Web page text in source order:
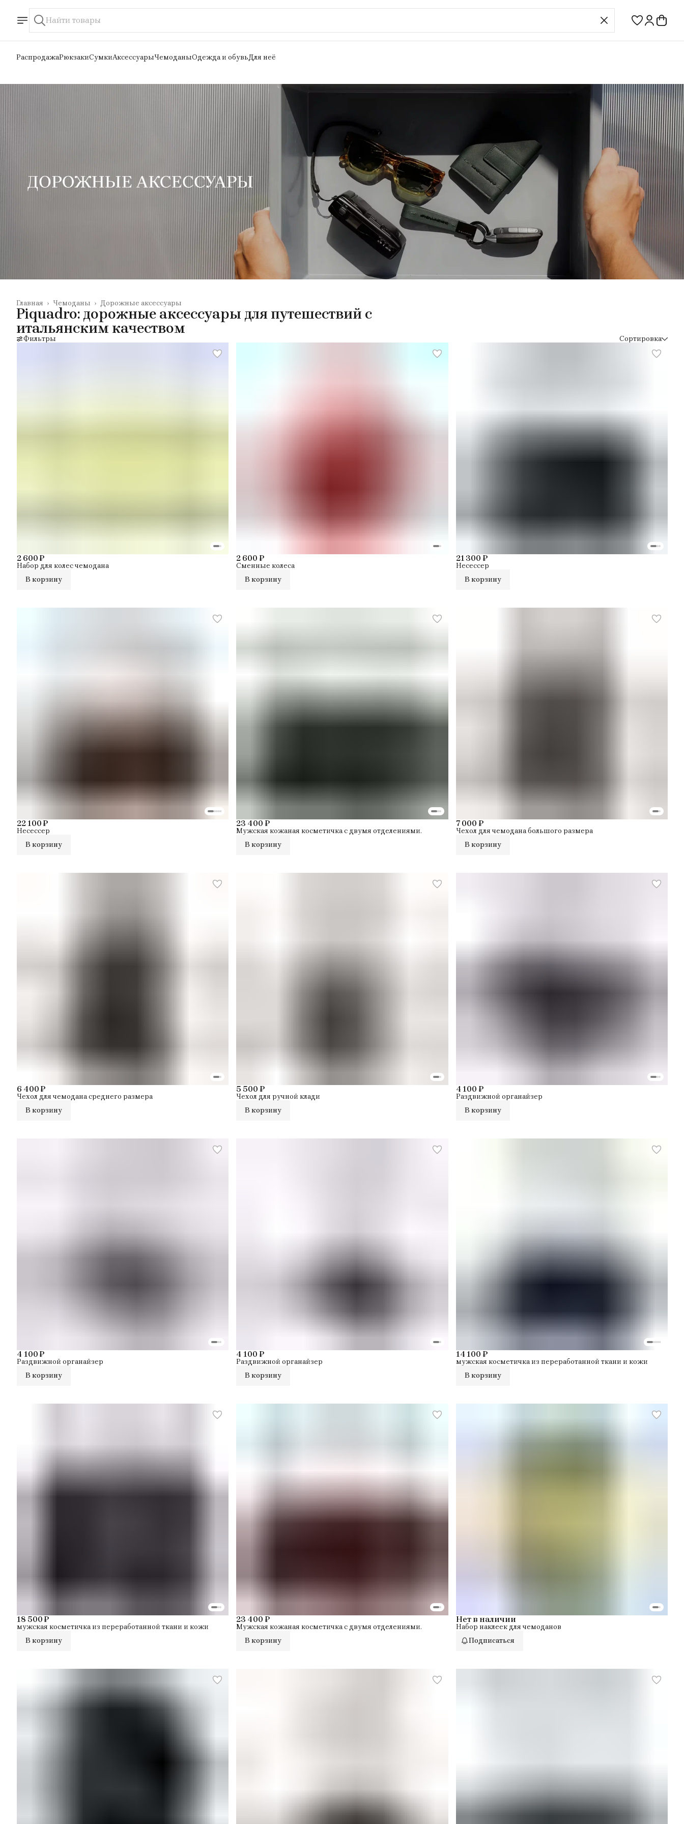
РаспродажаРюкзакиСумкиАксессуарыЧемоданыОдежда и обувьДля неё
Дорожные аксессуары
Чемоданы ›
Главная ›
Piquadro: дорожные аксессуары для путешествий с
итальянским качеством
Фильтры Сортировка
2 600 ₽
Набор для колес чемодана
В корзину
2 600 ₽
Сменные колеса
В корзину
21 300 ₽
Несессер
В корзину
22 100 ₽
Несессер
В корзину
23 400 ₽
Мужская кожаная косметичка с двумя отделениями.
В корзину
7 000 ₽
Чехол для чемодана большого размера
В корзину
6 400 ₽
Чехол для чемодана среднего размера
В корзину
5 500 ₽
Чехол для ручной клади
В корзину
4 100 ₽
Раздвижной органайзер
В корзину
4 100 ₽
Раздвижной органайзер
В корзину
4 100 ₽
Раздвижной органайзер
В корзину
14 100 ₽
мужская косметичка из переработанной ткани и кожи
В корзину
18 500 ₽
мужская косметичка из переработанной ткани и кожи
В корзину
23 400 ₽
Мужская кожаная косметичка с двумя отделениями.
В корзину
Нет в наличии
Набор наклеек для чемоданов
Подписаться